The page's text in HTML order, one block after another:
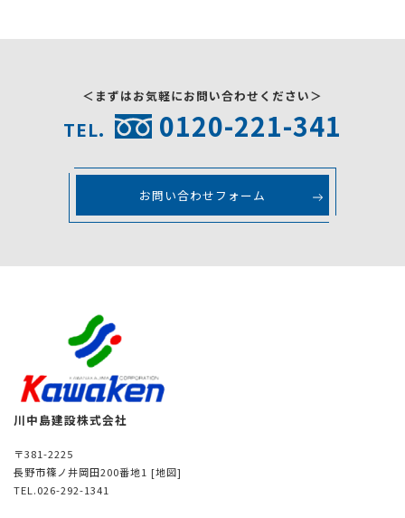
＜まずはお気軽にお問い合わせください＞
TEL. 0120-221-341
お問い合わせフォーム
川中島建設株式会社
〒381-2225
長野市篠ノ井岡田200番地1 [地図]
TEL.026-292-1341